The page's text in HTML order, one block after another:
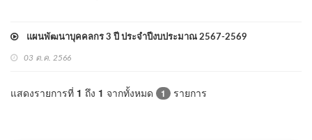
แผนพัฒนาบุคคลกร 3 ปี ประจำปีงบประมาณ 2567-2569
03 ต.ค. 2566
แสดงรายการที่ 1 ถึง 1 จากทั้งหมด 1 รายการ